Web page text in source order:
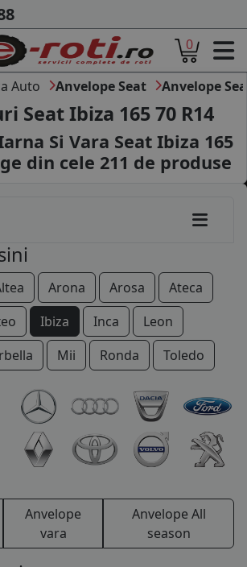
NOI
AUTO
CAMION
MOTO
MARCA AUTO
- COLABORARE COMPANII
0
Auto Anvelope Seat Anvelope
Seat Ibiza 165 70 R14
Si Vara Seat Ibiza 165
din cele 211 de produse
Arona Arosa
Ateca
Ibiza Inca
Leon
Mii Ronda Toledo
Anvelope
vara
Anvelope All
season